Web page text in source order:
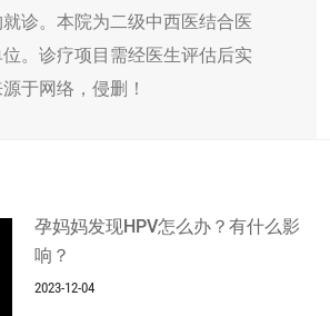
诊。本院为二级中西医结合医
。诊疗项目需经医生评估后实
于网络，侵删！
孕妈妈发现HPV怎么办？有什么影
响？
2023-12-04